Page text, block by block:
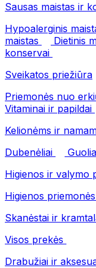
Sausas maistas ir
Hypoalerginis
maistas
Dietinis
konservai
Sveikatos priežiūra
Priemonės nuo
Vitaminai ir papildai
Kelionėms ir
Dubenėliai
Higienos ir valymo
Higienos priemonės
Skanėstai ir
Visos prekės
Drabužiai ir